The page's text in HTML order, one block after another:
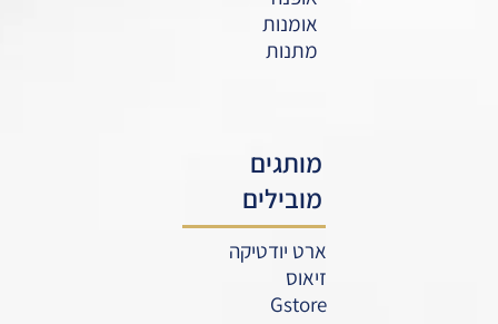
אומנות
מתנות
מותגים
מובילים
ארט יודטיקה
זיאוס
Gstore